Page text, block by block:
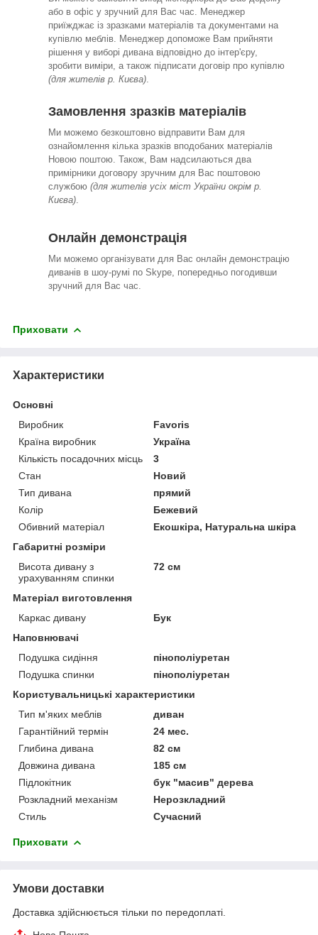
або в офіс у зручний для Вас час. Менеджер
приїжджає із зразками матеріалів та документами на
купівлю меблів. Менеджер допоможе Вам прийняти
рішення у виборі дивана відповідно до інтер'єру,
зробити виміри, а також підписати договір про купівлю
(для жителів р. Києва).
Замовлення зразків матеріалів
Ми можемо безкоштовно відправити Вам для
ознайомлення кілька зразків вподобаних матеріалів
Новою поштою. Також, Вам надсилаються два
примірники договору зручним для Вас поштовою
службою (для жителів усіх міст України окрім р.
Києва).
Онлайн демонстрація
Ми можемо організувати для Вас онлайн демонстрацію
диванів в шоу-румі по Skype, попередньо погодивши
зручний для Вас час.
Приховати
Характеристики
Основні
Виробник
Favoris
Країна виробник
Україна
Кількість посадочних місць
3
Стан
Новий
Тип дивана
прямий
Колір
Бежевий
Обивний матеріал
Екошкіра, Натуральна шкіра
Габаритні розміри
Висота дивану з
урахуванням спинки
72 см
Матеріал виготовлення
Каркас дивану
Бук
Наповнювачі
Подушка сидіння
пінополіуретан
Подушка спинки
пінополіуретан
Користувальницькі характеристики
Тип м'яких меблів
диван
Гарантійний термін
24 мес.
Глибина дивана
82 см
Довжина дивана
185 см
Підлокітник
бук "масив" дерева
Розкладний механізм
Нерозкладний
Стиль
Сучасний
Приховати
Умови доставки
Доставка здійснюється тільки по передоплаті.